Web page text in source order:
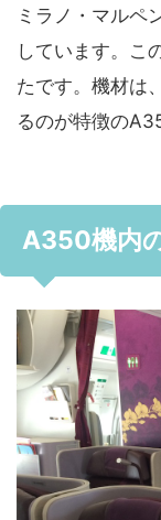
ミラノ・マルペ
しています。こ
たです。機材は
るのが特徴の
A350機内